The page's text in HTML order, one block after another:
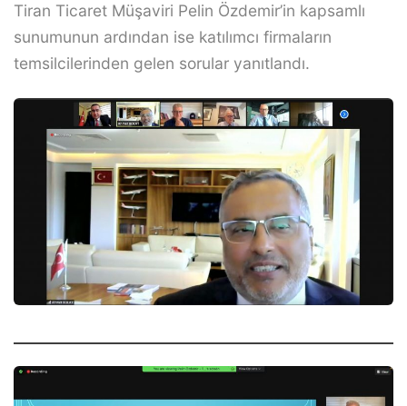
Tiran Ticaret Müşaviri Pelin Özdemir’in kapsamlı
sunumunun ardından ise katılımcı firmaların
temsilcilerinden gelen sorular yanıtlandı.